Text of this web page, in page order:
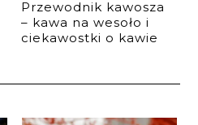
Przewodnik kawosza
– kawa na wesoło i
ciekawostki o kawie